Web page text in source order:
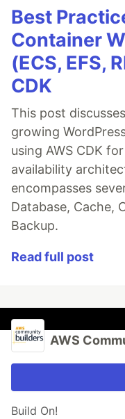
Best
Container
(ECS, EFS,
CDK
This post
growing
using AWS CDK
availability
encompasses
Database, Cache,
Backup.
Read full post
AWS
Build On!